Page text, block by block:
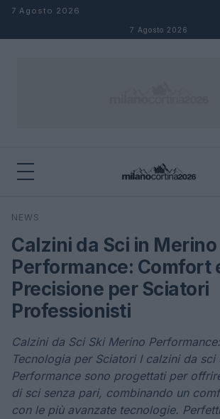
Salta al contenuto
7 Agosto 2026
7 Agosto 2026
Cerca
NEWS
Calzini da Sci in Merino
Performance: Comfort
Precisione per Sciatori
Professionisti
Calzini da Sci Ski Merino
Tecnologia per Sciatori I calzini da sci
Performance sono progettati per
di sci senza pari, combinando un
con le più avanzate tecnologie.